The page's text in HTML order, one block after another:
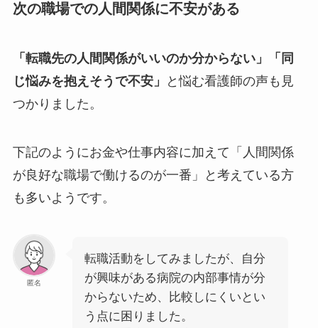
次の職場での人間関係に不安がある
「転職先の人間関係がいいのか分からない」「同
じ悩みを抱えそうで不安」
と悩む看護師の声も見
つかりました。
下記のようにお金や仕事内容に加えて「人間関係
が良好な職場で働けるのが一番」と考えている方
も多いようです。
匿名
転職活動をしてみましたが、自分
が興味がある病院の内部事情が分
からないため、比較しにくいとい
う点に困りました。